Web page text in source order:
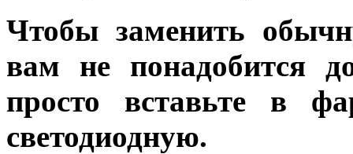
Чтобы заменить
вам не понадобится
просто вставьте в
светодиодную.